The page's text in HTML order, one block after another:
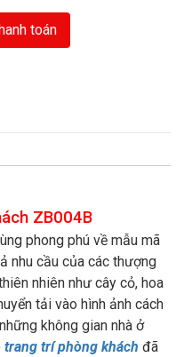
toán
ZB004B
phong phú về mẫu mã
nhu cầu của các thượng
nhiên như cây cỏ, hoa
tải vào hình ảnh cách
không gian nhà ở
trí phòng khách đã